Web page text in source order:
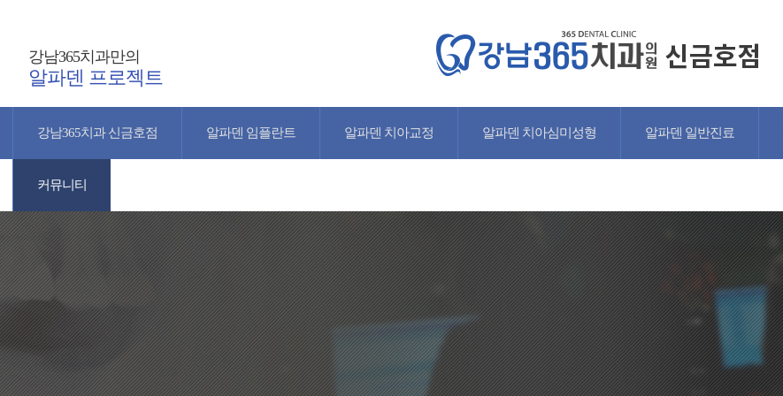
강남365치과만의
알파덴 프로젝트
강남365치과 신금호점 알파덴 임플란트 알파덴 치아교정 알파덴 치아심미성형 알파덴 일반진료
커뮤니티